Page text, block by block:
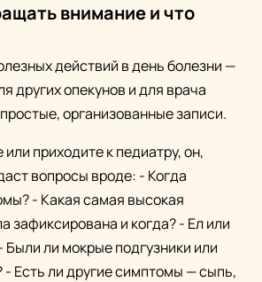
внимание и что
действий в день болезни —
других опекунов и для врача
организованные записи.
приходите к педиатру, он,
вопросы вроде: - Когда
- Какая самая высокая
зафиксирована и когда? - Ел или
Были ли мокрые подгузники или
- Есть ли другие симптомы — сыпь,